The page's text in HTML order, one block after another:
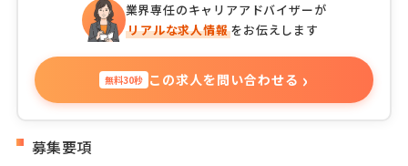
業界専任のキャリアアドバイザーが
リアルな求人情報をお伝えします
無料30秒 この求人を問い合わせる ›
募集要項